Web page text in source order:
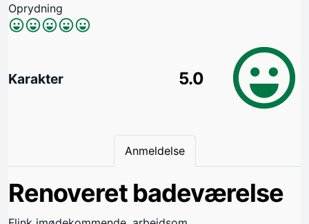
Oprydning
Karakter 5.0
Anmeldelse
Renoveret badeværelse